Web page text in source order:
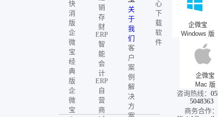
快
消
版
企
微
宝
经
典
版
企
微
宝
销
存
财
ERP
智
能
会
计
ERP
自
营
商
关
于
我
们
客
户
案
例
解
决
方
心
下
载
软
件
企微宝
Windows 版
企微宝
Mac 版
咨询热线：
5048363
商务合作：